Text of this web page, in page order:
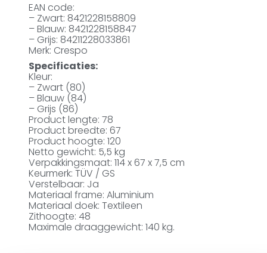
EAN code:
– Zwart: 8421228158809
– Blauw: 8421228158847
– Grijs: 84211228033861
Merk: Crespo
Specificaties:
Kleur:
– Zwart (80)
– Blauw (84)
– Grijs (86)
Product lengte: 78
Product breedte: 67
Product hoogte: 120
Netto gewicht: 5,5 kg
Verpakkingsmaat: 114 x 67 x 7,5 cm
Keurmerk: TÜV / GS
Verstelbaar: Ja
Materiaal frame: Aluminium
Materiaal doek: Textileen
Zithoogte: 48
Maximale draaggewicht: 140 kg.